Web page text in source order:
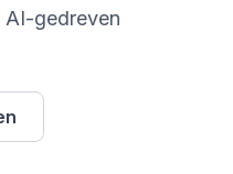
gedreven